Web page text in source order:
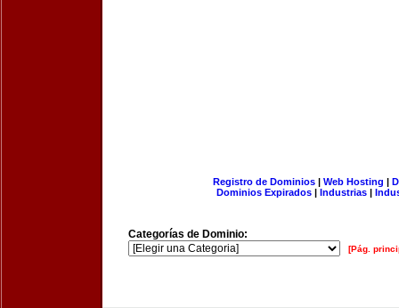
Registro de Dominios| Web Hosting |
Dominios Expirados | Industrias |
Categorías de Dominio:
[Pág.